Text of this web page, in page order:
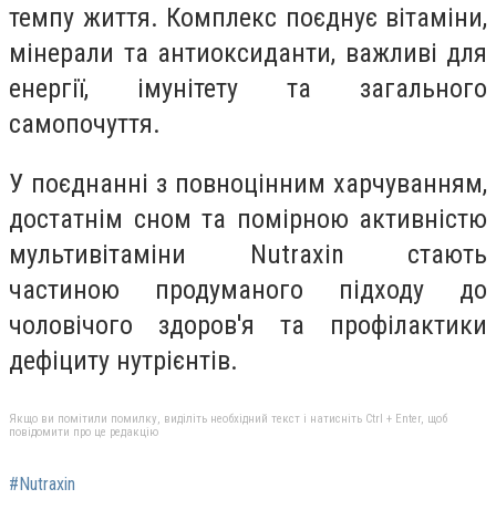
темпу життя. Комплекс поєднує вітаміни,
мінерали та антиоксиданти, важливі для
енергії, імунітету та загального
самопочуття.
У поєднанні з повноцінним харчуванням,
достатнім сном та помірною активністю
мультивітаміни Nutraxin стають
частиною продуманого підходу до
чоловічого здоров'я та профілактики
дефіциту нутрієнтів.
Якщо ви помітили помилку, виділіть необхідний текст і натисніть Ctrl + Enter, щоб
повідомити про це редакцію
#Nutraxin